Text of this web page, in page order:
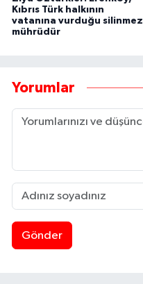
Kıbrıs Türk halkının
vatanına vurduğu silinmez
mührüdür
Yorumlar
Gönder